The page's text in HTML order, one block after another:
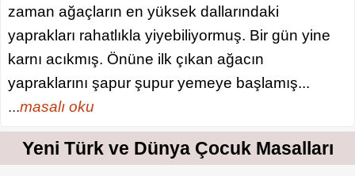
zaman ağaçların en yüksek dallarındaki
yaprakları rahatlıkla yiyebiliyormuş. Bir gün yine
karnı acıkmış. Önüne ilk çıkan ağacın
yapraklarını şapur şupur yemeye başlamış...
...masalı oku
Yeni Türk ve Dünya Çocuk Masalları